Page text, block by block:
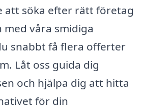
att söka efter rätt företag
våra smidiga
snabbt få flera offerter
Låt oss guida dig
och hjälpa dig att hitta
för din